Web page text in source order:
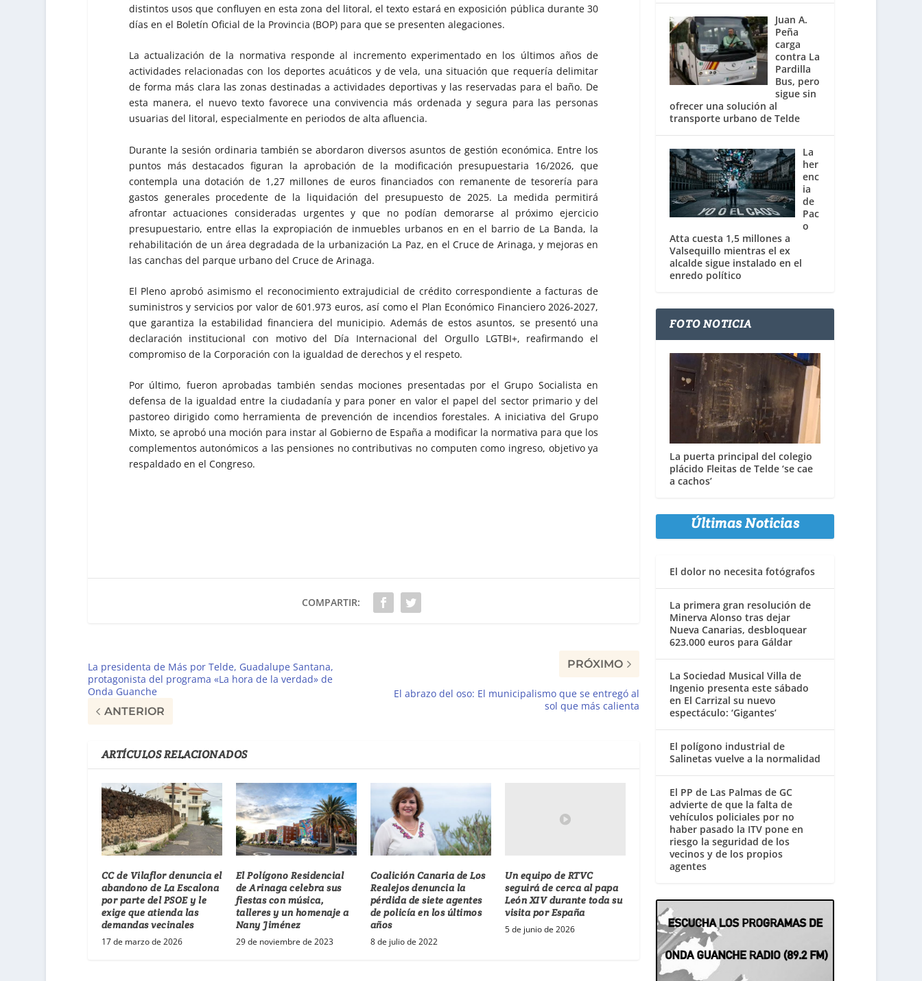
distintos usos que confluyen en esta zona del litoral, el texto estará en exposición pública durante 30
días en el Boletín Oficial de la Provincia (BOP) para que se presenten alegaciones.
La actualización de la normativa responde al incremento experimentado en los últimos años de
actividades relacionadas con los deportes acuáticos y de vela, una situación que requería delimitar
de forma más clara las zonas destinadas a actividades deportivas y las reservadas para el baño. De
esta manera, el nuevo texto favorece una convivencia más ordenada y segura para las personas
usuarias del litoral, especialmente en periodos de alta afluencia.
Durante la sesión ordinaria también se abordaron diversos asuntos de gestión económica. Entre los
puntos más destacados figuran la aprobación de la modificación presupuestaria 16/2026, que
contempla una dotación de 1,27 millones de euros financiados con remanente de tesorería para
gastos generales procedente de la liquidación del presupuesto de 2025. La medida permitirá
afrontar actuaciones consideradas urgentes y que no podían demorarse al próximo ejercicio
presupuestario, entre ellas la expropiación de inmuebles urbanos en en el barrio de La Banda, la
rehabilitación de un área degradada de la urbanización La Paz, en el Cruce de Arinaga, y mejoras en
las canchas del parque urbano del Cruce de Arinaga.
El Pleno aprobó asimismo el reconocimiento extrajudicial de crédito correspondiente a facturas de
suministros y servicios por valor de 601.973 euros, así como el Plan Económico Financiero 2026-2027,
que garantiza la estabilidad financiera del municipio. Además de estos asuntos, se presentó una
declaración institucional con motivo del Día Internacional del Orgullo LGTBI+, reafirmando el
compromiso de la Corporación con la igualdad de derechos y el respeto.
Por último, fueron aprobadas también sendas mociones presentadas por el Grupo Socialista en
defensa de la igualdad entre la ciudadanía y para poner en valor el papel del sector primario y del
pastoreo dirigido como herramienta de prevención de incendios forestales. A iniciativa del Grupo
Mixto, se aprobó una moción para instar al Gobierno de España a modificar la normativa para que los
complementos autonómicos a las pensiones no contributivas no computen como ingreso, objetivo ya
respaldado en el Congreso.
COMPARTIR:
La presidenta de Más por Telde, Guadalupe Santana,
protagonista del programa «La hora de la verdad» de
Onda Guanche
ANTERIOR
PRÓXIMO
El abrazo del oso: El municipalismo que se entregó al
sol que más calienta
ARTÍCULOS RELACIONADOS
CC de Vilaflor denuncia el
abandono de La Escalona
por parte del PSOE y le
exige que atienda las
demandas vecinales
17 de marzo de 2026
El Polígono Residencial
de Arinaga celebra sus
fiestas con música,
talleres y un homenaje a
Nany Jiménez
29 de noviembre de 2023
Coalición Canaria de Los
Realejos denuncia la
pérdida de siete agentes
de policía en los últimos
años
8 de julio de 2022
Un equipo de RTVC
seguirá de cerca al papa
León XIV durante toda su
visita por España
5 de junio de 2026
Juan A.
Peña
carga
contra La
Pardilla
Bus, pero
sigue sin
ofrecer una solución al
transporte urbano de Telde
La
her
enc
ia
de
Pac
o
Atta cuesta 1,5 millones a
Valsequillo mientras el ex
alcalde sigue instalado en el
enredo político
FOTO NOTICIA
La puerta principal del colegio
plácido Fleitas de Telde ‘se cae
a cachos’
Últimas Noticias
El dolor no necesita fotógrafos
La primera gran resolución de
Minerva Alonso tras dejar
Nueva Canarias, desbloquear
623.000 euros para Gáldar
La Sociedad Musical Villa de
Ingenio presenta este sábado
en El Carrizal su nuevo
espectáculo: ‘Gigantes’
El polígono industrial de
Salinetas vuelve a la normalidad
El PP de Las Palmas de GC
advierte de que la falta de
vehículos policiales por no
haber pasado la ITV pone en
riesgo la seguridad de los
vecinos y de los propios
agentes